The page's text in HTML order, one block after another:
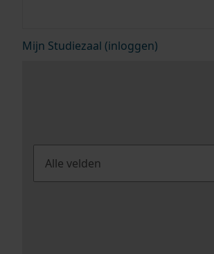
Mijn Studiezaal (inloggen)